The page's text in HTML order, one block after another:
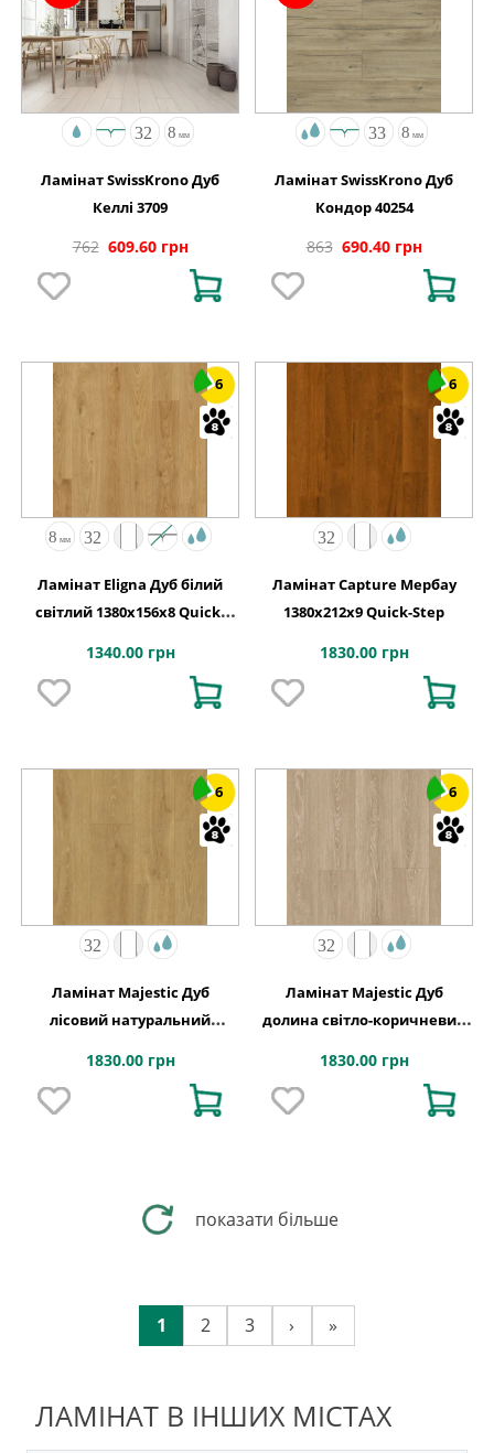
Ламінат SwissKrono Дуб
Келлі 3709
762 609.60 грн
Ламінат SwissKrono Дуб
Кондор 40254
863 690.40 грн
6
Ламінат Eligna Дуб білий
світлий 1380х156x8 Quick-
1340.00 грн
6
Ламінат Capture Мербау
1380х212x9 Quick-Step
1830.00 грн
6
Ламінат Majestic Дуб
лісовий натуральний
1830.00 грн
6
Ламінат Majestic Дуб
долина світло-коричневий
1830.00 грн
показати більше
1 2 3 › »
ЛАМІНАТ В ІНШИХ МІСТАХ